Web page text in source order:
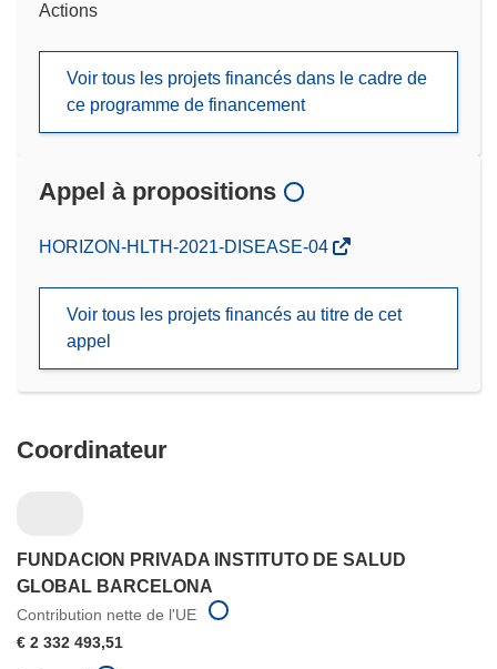
Actions
Voir tous les projets financés dans le cadre de
ce programme de financement
Appel à propositions
(s’ouvre
nouvelle
fenêtre)
HORIZON-HLTH-2021-DISEASE-04
Voir tous les projets financés au titre de cet
appel
Coordinateur
FUNDACION PRIVADA INSTITUTO DE SALUD
GLOBAL BARCELONA
Contribution nette de l'UE
€ 2 332 493,51